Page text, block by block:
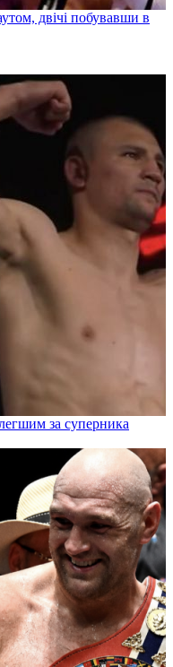
двічі побувавши в
за суперника